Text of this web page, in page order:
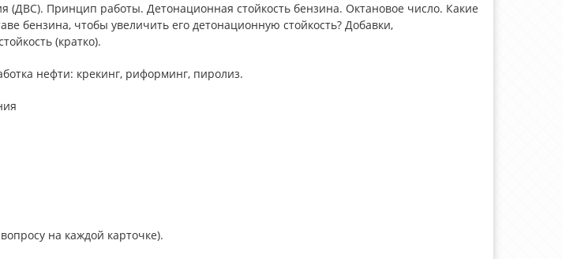
(ДВС). Принцип работы. Детонационная стойкость бензина. Октановое число. Какие
бензина, чтобы увеличить его детонационную стойкость? Добавки,
(кратко).
нефти: крекинг, риформинг, пиролиз.
на каждой карточке).